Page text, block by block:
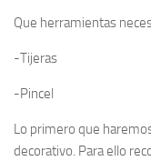
Que herramientas
-Tijeras
-Pincel
Lo primero que
decorativo. Para ello